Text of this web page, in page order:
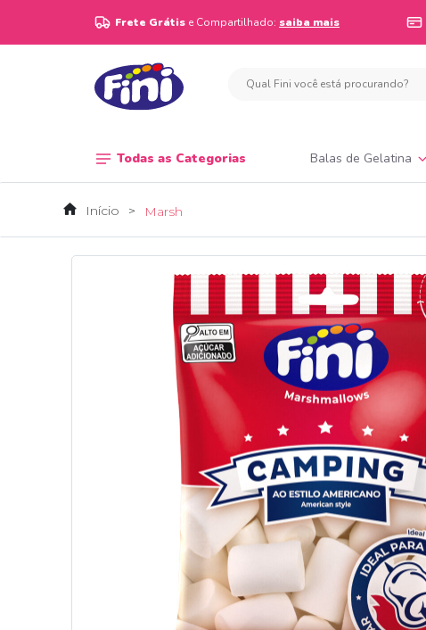
Frete Grátis e Compartilhado: saiba mais
Todas as Categorias Balas de Gelatina
Início Marsh